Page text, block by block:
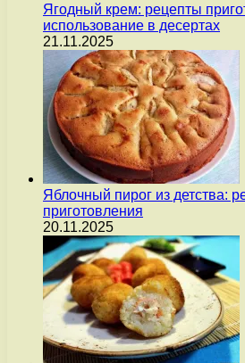
Ягодный крем: рецепты
использование в десертах
21.11.2025
Яблочный пирог из детства:
приготовления
20.11.2025